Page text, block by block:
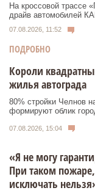
На кроссовой трассе
драйв автомобилей
07.08.2026, 11:52
ПОДРОБНО
Короли
жилья автограда
80% стройки Челнов
формируют облик
07.08.2026, 15:04
«Я не могу
При таком
исключать